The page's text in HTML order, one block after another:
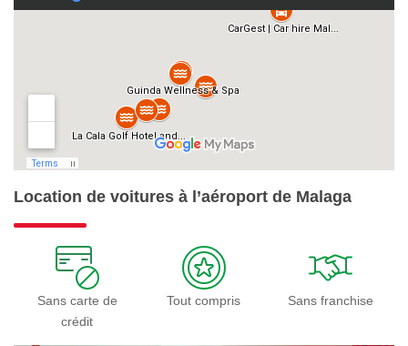
Location de voitures à l’aéroport de Malaga
Sans carte de
crédit
Tout compris Sans franchise